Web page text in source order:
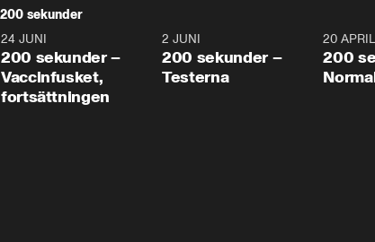
200 sekunder
5:00
24 JUNI
200 sekunder –
Vaccinfusket,
fortsättningen
4:23
2 JUNI
200 sekunder –
Testerna
20 APRIL
200